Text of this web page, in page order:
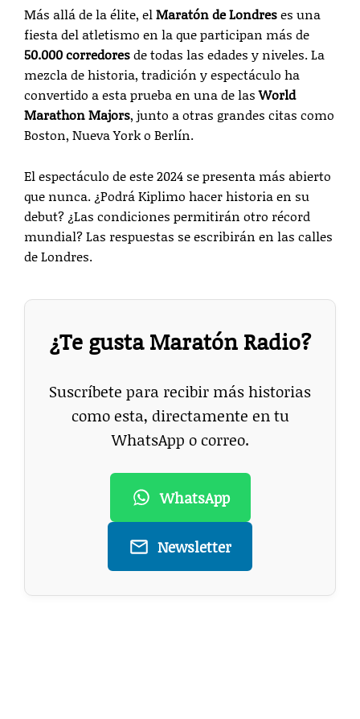
Más allá de la élite, elMaratón de Londreses una
fiesta del atletismo en la que participan más de
50.000 corredoresde todas las edades y niveles. La
mezcla de historia, tradición y espectáculo ha
convertido a esta prueba en una de lasWorld
Marathon Majors, junto a otras grandes citas como
Boston, Nueva York o Berlín.
El espectáculo de este 2024 se presenta más abierto
que nunca. ¿Podrá Kiplimo hacer historia en su
debut? ¿Las condiciones permitirán otro récord
mundial? Las respuestas se escribirán en las calles
de Londres.
¿Te gusta Maratón Radio?
Suscríbete para recibir más historias
como esta, directamente en tu
WhatsApp o correo.
WhatsApp
Newsletter